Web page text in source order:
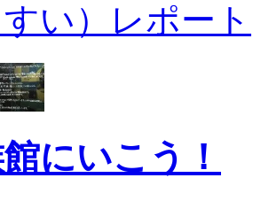
い）レポート
にいこう！